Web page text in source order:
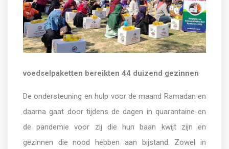
voedselpaketten bereikten 44 duizend gezinnen
De ondersteuning en hulp voor de maand Ramadan en
daarna gaat door tijdens de dagen in quarantaine en
de pandemie voor zij die hun baan kwijt zijn en
gezinnen die nood hebben aan bijstand. Zowel in